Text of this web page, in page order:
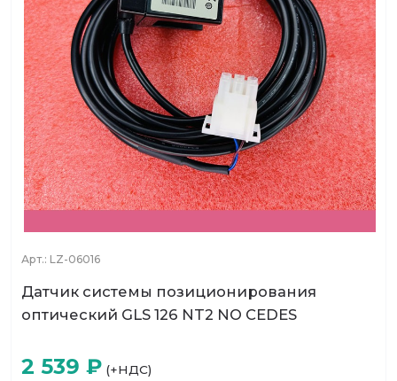
Арт.: LZ-06016
Датчик системы позиционирования
оптический GLS 126 NT2 NO CEDES
2 539 ₽ (+НДС)